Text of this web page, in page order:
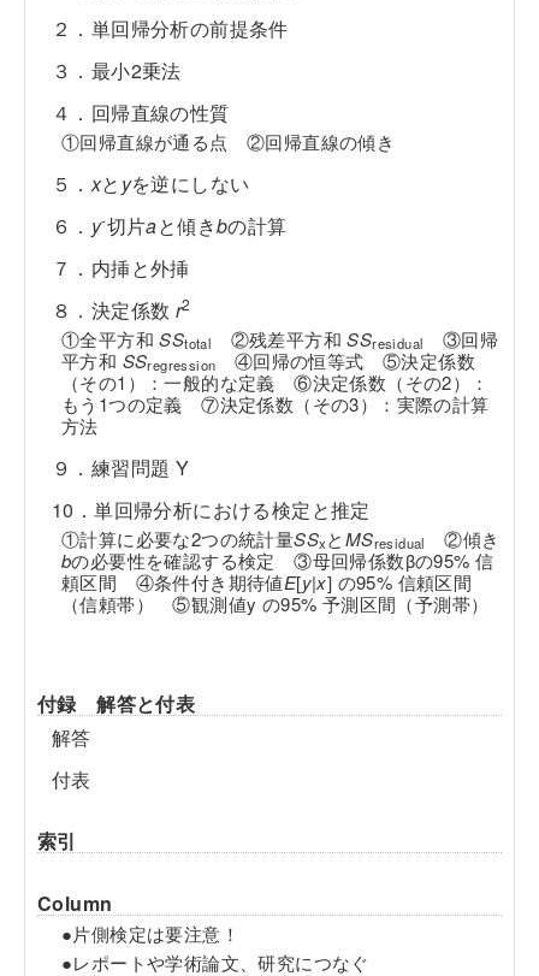
２．単回帰分析の前提条件
３．最小2乗法
４．回帰直線の性質
①回帰直線が通る点 ②回帰直線の傾き
５． xと yを逆にしない
６． y-切片aと傾きbの計算
７．内挿と外挿
８．決定係数 r2
①全平方和SStotal ②残差平方和SSresidual
③回帰
平方和 SSregression
④回帰の恒等式 ⑤決定係数
（その1）：一般的な定義 ⑥決定係数（その2）：
もう1つの定義 ⑦決定係数（その3）：実際の計算
方法
９．練習問題 Y
10．単回帰分析における検定と推定
①計算に必要な2つの統計量SSxとMSresidual
②傾き
bの必要性を確認する検定 ③母回帰係数βの95% 信
頼区間 ④条件付き期待値E[y|x] の95% 信頼区間
（信頼帯） ⑤観測値y の95% 予測区間（予測帯）
付録 解答と付表
解答
付表
索引
Column
●片側検定は要注意！
●レポートや学術論文、研究につなぐ